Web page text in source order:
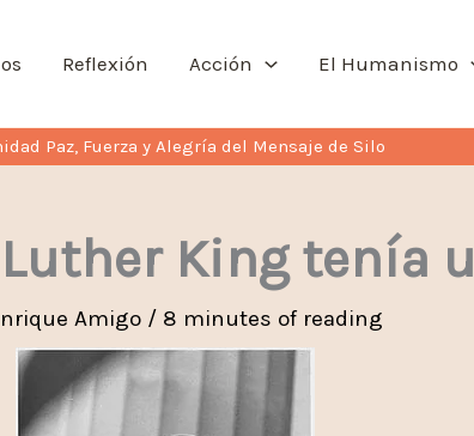
Reflexión Acción El Humanismo
Paz, Fuerza y Alegría del Mensaje de Silo
King tenía
Amigo / 8 minutes of reading